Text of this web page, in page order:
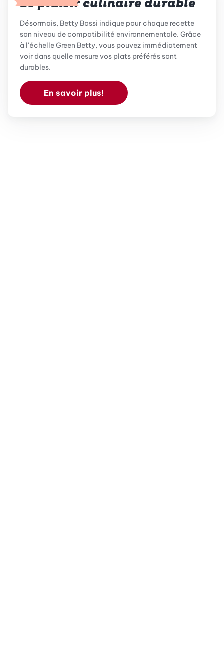
Le plaisir culinaire durable
Désormais, Betty Bossi indique pour chaque recette
son niveau de compatibilité environnementale. Grâce
à l'échelle Green Betty, vous pouvez immédiatement
voir dans quelle mesure vos plats préférés sont
durables.
En savoir plus!